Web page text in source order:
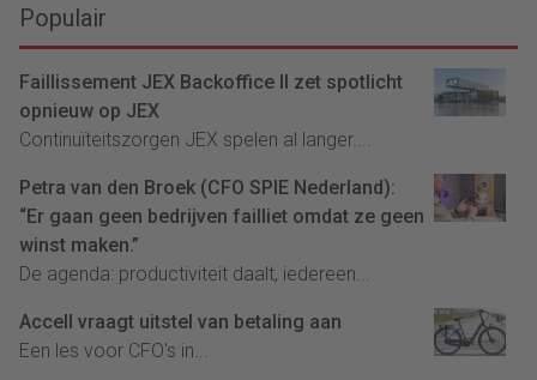
Populair
Faillissement JEX Backoffice II zet spotlicht
opnieuw op JEX
Continuïteitszorgen JEX spelen al langer....
Petra van den Broek (CFO SPIE Nederland):
“Er gaan geen bedrijven failliet omdat ze geen
winst maken.”
De agenda: productiviteit daalt, iedereen...
Accell vraagt uitstel van betaling aan
Een les voor CFO's in...